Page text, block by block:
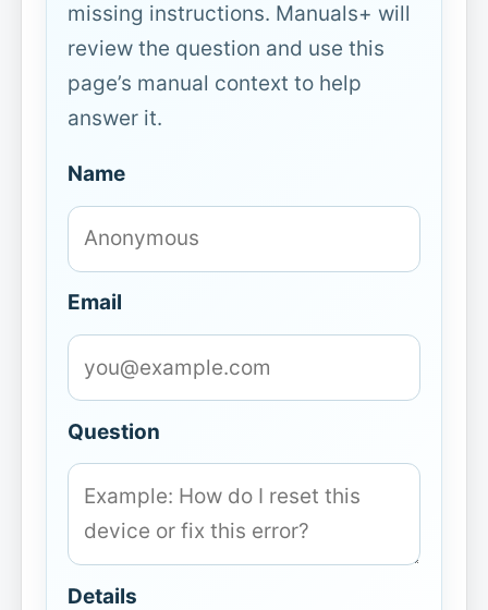
missing instructions. Manuals+ will
review the question and use this
page’s manual context to help
answer it.
Name
Email
Question
Details